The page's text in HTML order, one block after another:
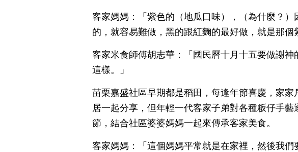
客家媽媽：「紫色的（地瓜口味），（為什麼？
的，就容易難做，黑的跟紅麴的最好做，就是那個
客家米食師傅胡志華：「國民曆十月十五要做謝
這樣。」
苗栗嘉盛社區早期都是稻田，每逢年節喜慶，家
居一起分享，但年輕一代客家子弟對各種粄仔手
節，結合社區婆婆媽媽一起來傳承客家美食。
客家媽媽：「這個媽媽平常就是在家裡，然後我